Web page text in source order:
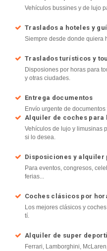
Vehículos bussines y de lujo
Traslados a hoteles y
Siempre desde donde quiera
Traslados turísticos y
Disposiones por horas para
y otras ciudades.
Entrega documentos
Envío urgente de
Alquiler de coches para
Vehículos de lujo y limusinas
si lo desea.
Disposiciones y alquiler
Para eventos, congresos,
ferias...
Coches clásicos por
Los mejores clásicos y
tí.
Alquiler de super
Ferrari, Lamborghini,